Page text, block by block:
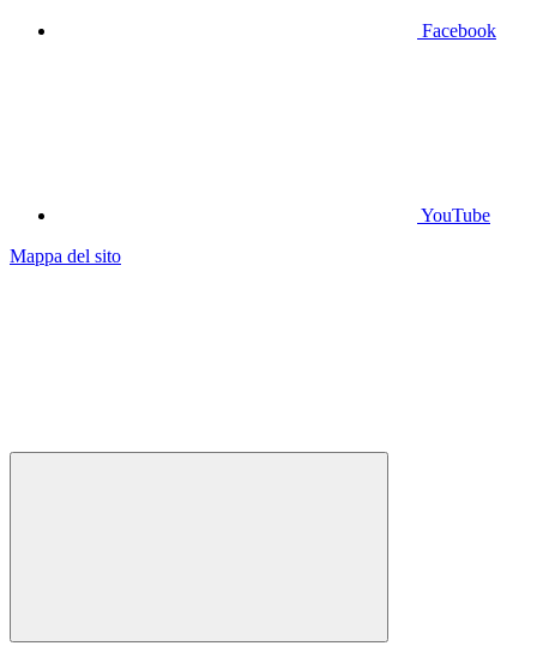
Facebook
YouTube
Mappa del sito